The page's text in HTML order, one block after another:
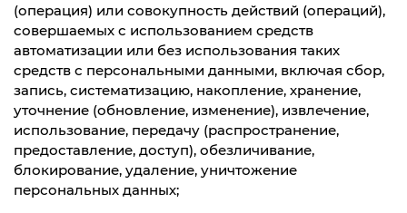
(операция) или совокупность действий (операций),
совершаемых с использованием средств
автоматизации или без использования таких
средств с персональными данными, включая сбор,
запись, систематизацию, накопление, хранение,
уточнение (обновление, изменение), извлечение,
использование, передачу (распространение,
предоставление, доступ), обезличивание,
блокирование, удаление, уничтожение
персональных данных;